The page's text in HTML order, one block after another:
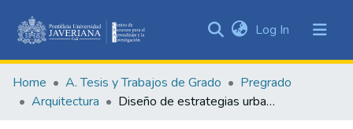
&
Collections
Log In (current)
Home A. Tesis y Trabajos de Grado
Pregrado
Arquitectura
Diseño de estrategias urbanas para el enlace territorial: parque estación del ferrocarril de Tuluá